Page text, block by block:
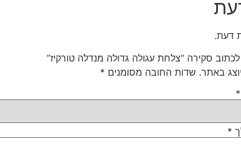
דעת.
סקירה “צלחת עגולה גדולה מנדלה טורקיז”
באתר. שדות החובה מסומנים *
*
*